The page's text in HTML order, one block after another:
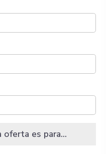
es para...